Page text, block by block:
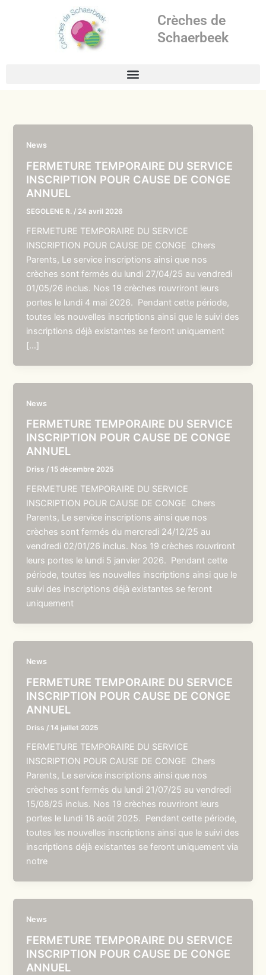
Crèches de
Schaerbeek
News
FERMETURE TEMPORAIRE DU SERVICE
INSCRIPTION POUR CAUSE DE CONGE
ANNUEL
SEGOLENE R. / 24 avril 2026
FERMETURE TEMPORAIRE DU SERVICE
INSCRIPTION POUR CAUSE DE CONGE Chers
Parents, Le service inscriptions ainsi que nos
crèches sont fermés du lundi 27/04/25 au vendredi
01/05/26 inclus. Nos 19 crèches rouvriront leurs
portes le lundi 4 mai 2026. Pendant cette période,
toutes les nouvelles inscriptions ainsi que le suivi des
inscriptions déjà existantes se feront uniquement
[…]
News
FERMETURE TEMPORAIRE DU SERVICE
INSCRIPTION POUR CAUSE DE CONGE
ANNUEL
Driss /15 décembre 2025
FERMETURE TEMPORAIRE DU SERVICE
INSCRIPTION POUR CAUSE DE CONGE Chers
Parents, Le service inscriptions ainsi que nos
crèches sont fermés du mercredi 24/12/25 au
vendredi 02/01/26 inclus. Nos 19 crèches rouvriront
leurs portes le lundi 5 janvier 2026. Pendant cette
période, toutes les nouvelles inscriptions ainsi que le
suivi des inscriptions déjà existantes se feront
uniquement
News
FERMETURE TEMPORAIRE DU SERVICE
INSCRIPTION POUR CAUSE DE CONGE
ANNUEL
Driss /14 juillet 2025
FERMETURE TEMPORAIRE DU SERVICE
INSCRIPTION POUR CAUSE DE CONGE Chers
Parents, Le service inscriptions ainsi que nos
crèches sont fermés du lundi 21/07/25 au vendredi
15/08/25 inclus. Nos 19 crèches rouvriront leurs
portes le lundi 18 août 2025. Pendant cette période,
toutes les nouvelles inscriptions ainsi que le suivi des
inscriptions déjà existantes se feront uniquement via
notre
News
FERMETURE TEMPORAIRE DU SERVICE
INSCRIPTION POUR CAUSE DE CONGE
ANNUEL